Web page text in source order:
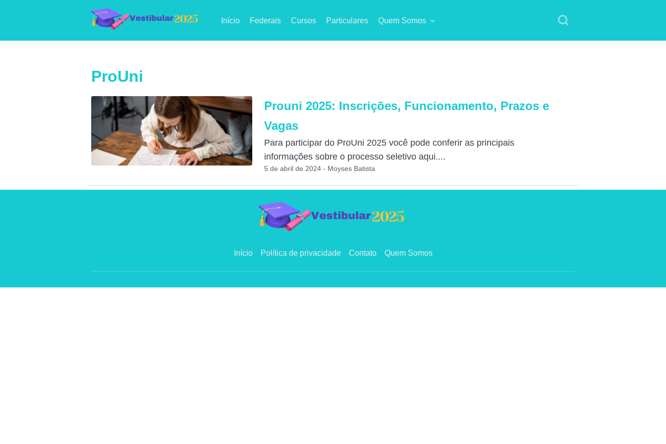
Início Federais Cursos Particulares Quem Somos
ProUni
Prouni 2025: Inscrições, Funcionamento, Prazos e
Vagas
Para participar do ProUni 2025 você pode conferir as principais
informações sobre o processo seletivo aqui....
5 de abril de 2024 - Moyses Batista
Início Política de privacidade Contato Quem Somos